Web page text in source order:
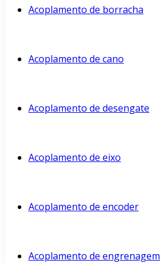
Acoplamento de borracha
Acoplamento de cano
Acoplamento de desengate
Acoplamento de eixo
Acoplamento de encoder
Acoplamento de engrenagem